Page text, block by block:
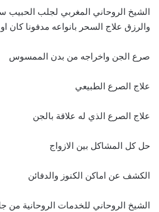
الشيخ الروحاني المغربي لجلب
والرزق علاج السحر بانواعه مدفونا كان
صرع الجن واخراجه من بدن الممسوس
علاج الصرع الطبيعي
علاج الصرع الذي له علاقة بالجن
حل كل المشاكل بين الازواج
الكشف عن اماكن الكنوز والدفائن
الشيخ الروحاني للخدمات الروحانية